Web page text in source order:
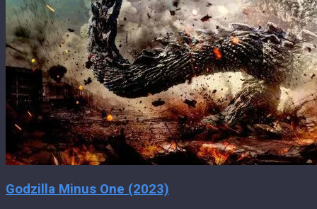
Godzilla Minus One (2023)